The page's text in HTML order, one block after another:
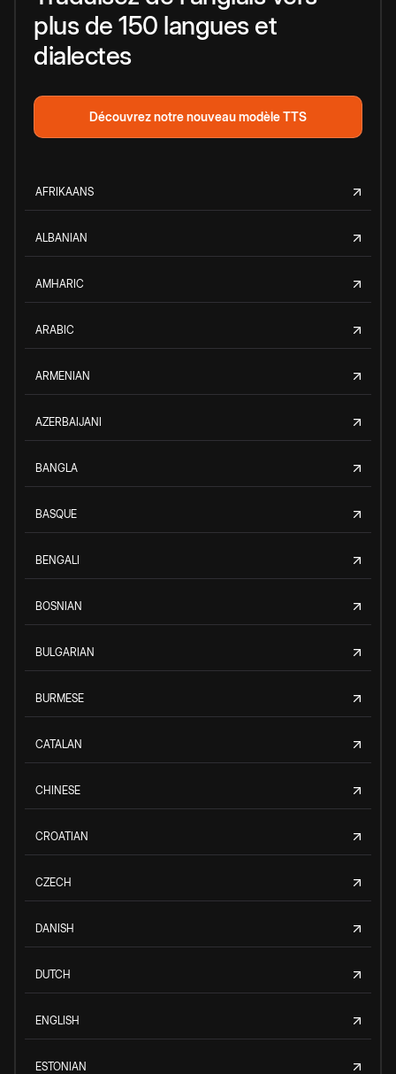
plus de 150 langues et
dialectes
Découvrez notre nouveau modèle TTS
AFRIKAANS
ALBANIAN
AMHARIC
ARABIC
ARMENIAN
AZERBAIJANI
BANGLA
BASQUE
BENGALI
BOSNIAN
BULGARIAN
BURMESE
CATALAN
CHINESE
CROATIAN
CZECH
DANISH
DUTCH
ENGLISH
ESTONIAN